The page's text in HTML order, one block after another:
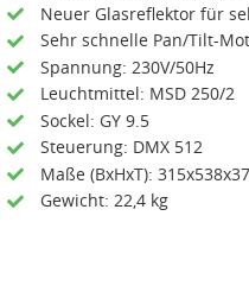
Neuer Glasreflektor für
Sehr schnelle Pan/Tilt-
Spannung: 230V/50Hz
Leuchtmittel: MSD 250/2
Sockel: GY 9.5
Steuerung: DMX 512
Maße (BxHxT):
Gewicht: 22,4 kg